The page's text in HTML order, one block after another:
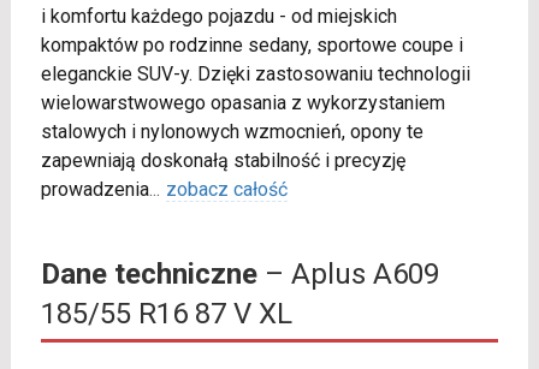
i komfortu każdego pojazdu - od miejskich
kompaktów po rodzinne sedany, sportowe coupe i
eleganckie SUV-y. Dzięki zastosowaniu technologii
wielowarstwowego opasania z wykorzystaniem
stalowych i nylonowych wzmocnień, opony te
zapewniają doskonałą stabilność i precyzję
prowadzenia... zobacz całość
Dane techniczne– Aplus A609
185/55 R16 87 V XL